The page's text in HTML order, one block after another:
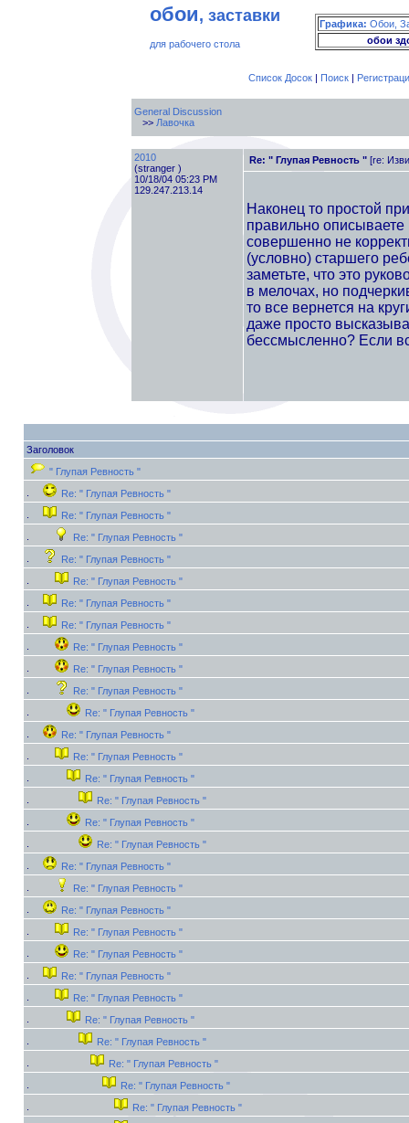
обои, заставки
для рабочего стола
Графика: Обои,
обои
Список Досок| Поиск|
General Discussion
>> Лавочка
2010
(stranger )
10/18/04 05:23 PM
129.247.213.14
Re: " Глупая Ревность " [re:
Наконец то простой
правильно
совершенно не
(условно) старшего
заметьте, что это
в мелочах, но
то все вернется на
даже просто
бессмысленно? Если
Заголовок
" Глупая Ревность "
Re: " Глупая Ревность "
Re: " Глупая Ревность "
Re: " Глупая Ревность "
Re: " Глупая Ревность "
Re: " Глупая Ревность "
Re: " Глупая Ревность "
Re: " Глупая Ревность "
Re: " Глупая Ревность "
Re: " Глупая Ревность "
Re: " Глупая Ревность "
Re: " Глупая Ревность "
Re: " Глупая Ревность "
Re: " Глупая Ревность "
Re: " Глупая Ревность "
Re: " Глупая Ревность "
Re: " Глупая Ревность "
Re: " Глупая Ревность "
Re: " Глупая Ревность "
Re: " Глупая Ревность "
Re: " Глупая Ревность "
Re: " Глупая Ревность "
Re: " Глупая Ревность "
Re: " Глупая Ревность "
Re: " Глупая Ревность "
Re: " Глупая Ревность "
Re: " Глупая Ревность "
Re: " Глупая Ревность "
Re: " Глупая Ревность "
Re: " Глупая Ревность "